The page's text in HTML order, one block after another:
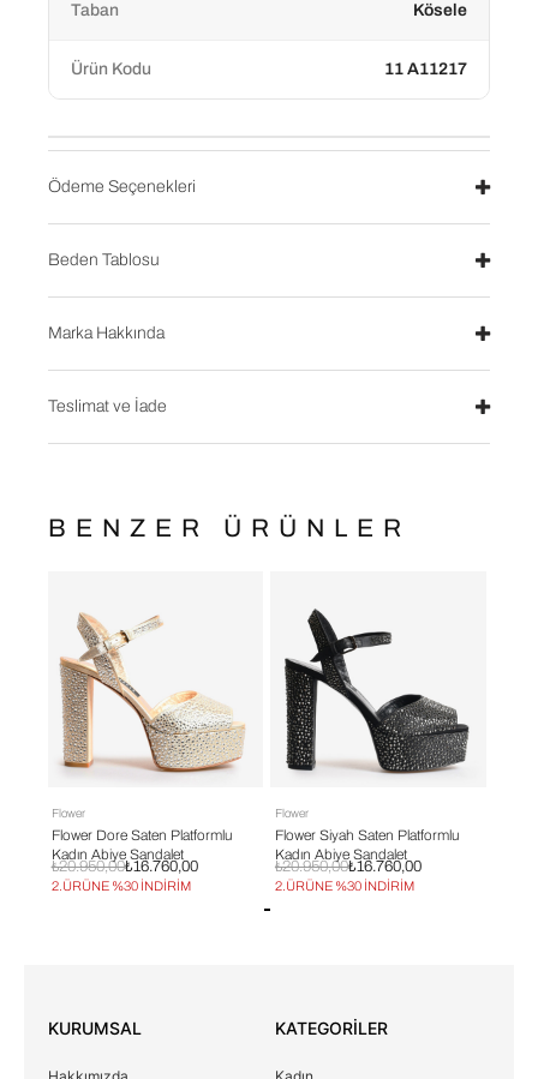
Taban Kösele
Ürün Kodu 11 A11217
Ödeme Seçenekleri
Beden Tablosu
Marka Hakkında
Teslimat ve İade
BENZER ÜRÜNLER
Flower
Flower Dore Saten Platformlu
Kadın Abiye Sandalet
₺16.760,00
₺20.950,00
2.ÜRÜNE %30 İNDİRİM
Flower
Flower Siyah Saten Platformlu
Kadın Abiye Sandalet
₺16.760,00
₺20.950,00
2.ÜRÜNE %30 İNDİRİM
KURUMSAL KATEGORİLER